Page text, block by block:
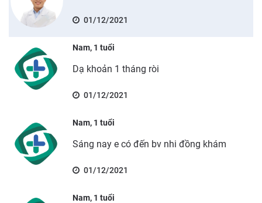
01/12/2021
Nam, 1 tuổi
Dạ khoản 1 tháng ròi
01/12/2021
Nam, 1 tuổi
Sáng nay e có đến bv nhi đồng khám
01/12/2021
Nam, 1 tuổi